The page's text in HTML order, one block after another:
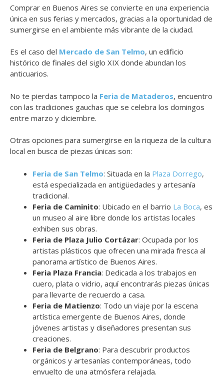
Comprar en Buenos Aires se convierte en una experiencia
única en sus ferias y mercados, gracias a la oportunidad de
sumergirse en el ambiente más vibrante de la ciudad.
Es el caso del Mercado de San Telmo, un edificio
histórico de finales del siglo XIX donde abundan los
anticuarios.
No te pierdas tampoco la Feria de Mataderos, encuentro
con las tradiciones gauchas que se celebra los domingos
entre marzo y diciembre.
Otras opciones para sumergirse en la riqueza de la cultura
local en busca de piezas únicas son:
Feria de San Telmo: Situada en la Plaza Dorrego,
está especializada en antigüedades y artesanía
tradicional.
Feria de Caminito: Ubicado en el barrio La Boca, es
un museo al aire libre donde los artistas locales
exhiben sus obras.
Feria de Plaza Julio Cortázar: Ocupada por los
artistas plásticos que ofrecen una mirada fresca al
panorama artístico de Buenos Aires.
Feria Plaza Francia: Dedicada a los trabajos en
cuero, plata o vidrio, aquí encontrarás piezas únicas
para llevarte de recuerdo a casa.
Feria de Matienzo: Todo un viaje por la escena
artística emergente de Buenos Aires, donde
jóvenes artistas y diseñadores presentan sus
creaciones.
Feria de Belgrano: Para descubrir productos
orgánicos y artesanías contemporáneas, todo
envuelto de una atmósfera relajada.